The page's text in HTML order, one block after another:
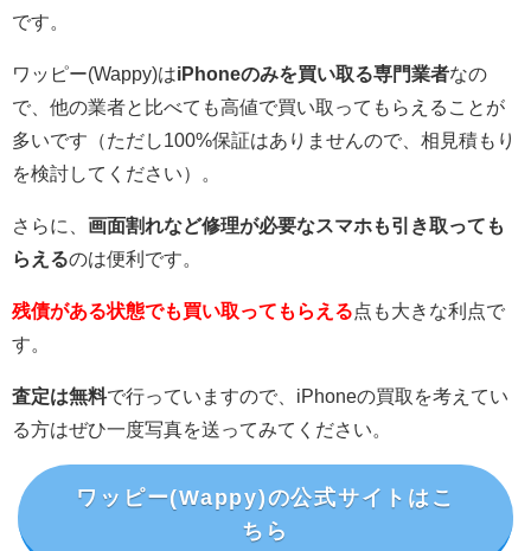
です。
ワッピー(Wappy)はiPhoneのみを買い取る専門業者なの
で、他の業者と比べても高値で買い取ってもらえることが
多いです（ただし100%保証はありませんので、相見積もり
を検討してください）。
さらに、 画面割れなど修理が必要なスマホも引き取っても
らえるのは便利です。
残債がある状態でも買い取ってもらえる点も大きな利点で
す。
査定は無料で行っていますので、iPhoneの買取を考えてい
る方はぜひ一度写真を送ってみてください。
ワッピー(Wappy)の公式サイトはこ
ちら